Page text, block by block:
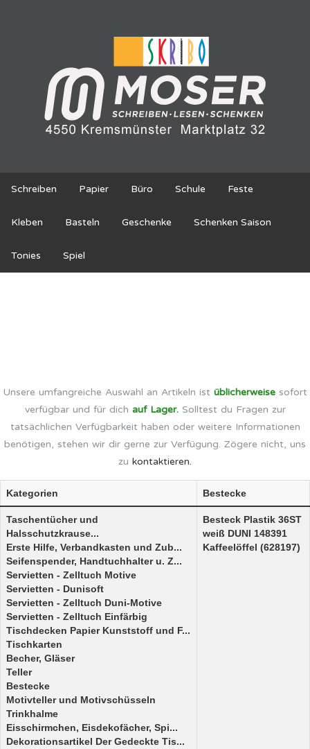
Schreiben Papier Büro Schule Feste
Kleben Basteln Geschenke Schenken Saison
Tonies Spiel
Unsere umfangreiche Auswahl an Artikeln ist üblicherweise sofort
verfügbar und für dich auf Lager.Solltest du Fragen zur
tatsächlichen Verfügbarkeit haben oder weitere Informationen
benötigen, stehen wir dir gerne zur Verfügung. Zögere nicht, uns
zu kontaktieren.
Kategorien Bestecke
Taschentücher und
Halsschutzkrause...
Erste Hilfe, Verbandkasten und Zub...
Seifenspender, Handtuchhalter u. Z...
Servietten - Zelltuch Motive
Servietten - Dunisoft
Servietten - Zelltuch Duni-Motive
Servietten - Zelltuch Einfärbig
Tischdecken Papier Kunststoff und F...
Tischkarten
Becher, Gläser
Teller
Bestecke
Motivteller und Motivschüsseln
Trinkhalme
Eisschirmchen, Eisdekofächer, Spi...
Dekorationsartikel Der Gedeckte Tis...
Besteck Plastik 36ST
weiß DUNI 148391
Kaffeelöffel (628197)